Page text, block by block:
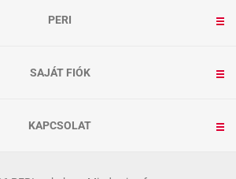
PERI
SAJÁT FIÓK
KAPCSOLAT